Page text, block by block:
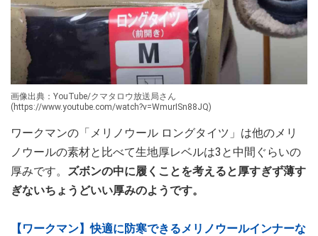
画像出典：YouTube/クマタロウ放送局さん
(https://www.youtube.com/watch?v=WmurISn88JQ)
ワークマンの「メリノウール ロングタイツ」は他のメリ
ノウールの素材と比べて生地厚レベルは3と中間ぐらいの
厚みです。
ズボンの中に履くことを考えると厚すぎず薄す
ぎないちょうどいい厚みのようです。
【ワークマン】快適に防寒できるメリノウールインナーな